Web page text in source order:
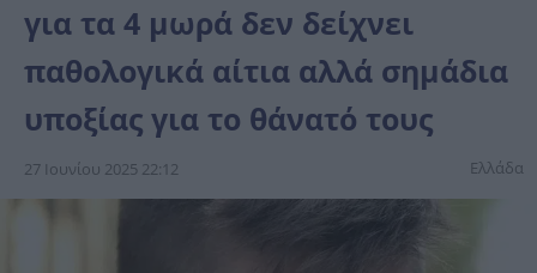
για τα 4 μωρά δεν δείχνει
παθολογικά αίτια αλλά σημάδια
υποξίας για το θάνατό τους
27 Ιουνίου 2025 22:12 Ελλάδα